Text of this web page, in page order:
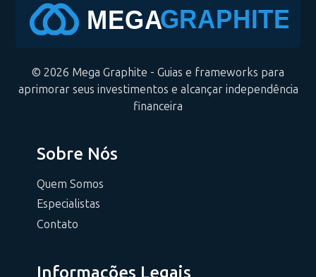
© 2026 Mega Graphite - Guias e frameworks para
aprimorar seus investimentos e alcançar independência
financeira
Sobre Nós
Quem Somos
Especialistas
Contato
Informações Legais